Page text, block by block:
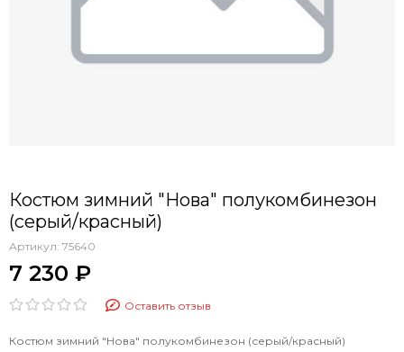
Костюм зимний "Нова" полукомбинезон
(серый/красный)
Артикул: 75640
7 230 ₽
Оставить отзыв
Костюм зимний "Нова" полукомбинезон (серый/красный)